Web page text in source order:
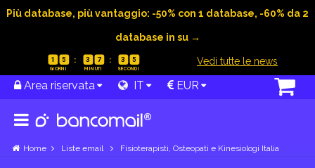
Più database, più vantaggio: -50% con 1 database, -60% da 2
database in su →
1 5 3 7 3 4 Vedi tutte le news
Area riservata IT EUR
Home Liste email Fisioterapisti, Osteopati e Kinesiologi Italia